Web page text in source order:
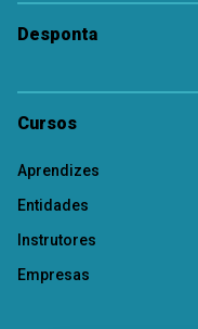
Desponta
Cursos
Aprendizes
Entidades
Instrutores
Empresas